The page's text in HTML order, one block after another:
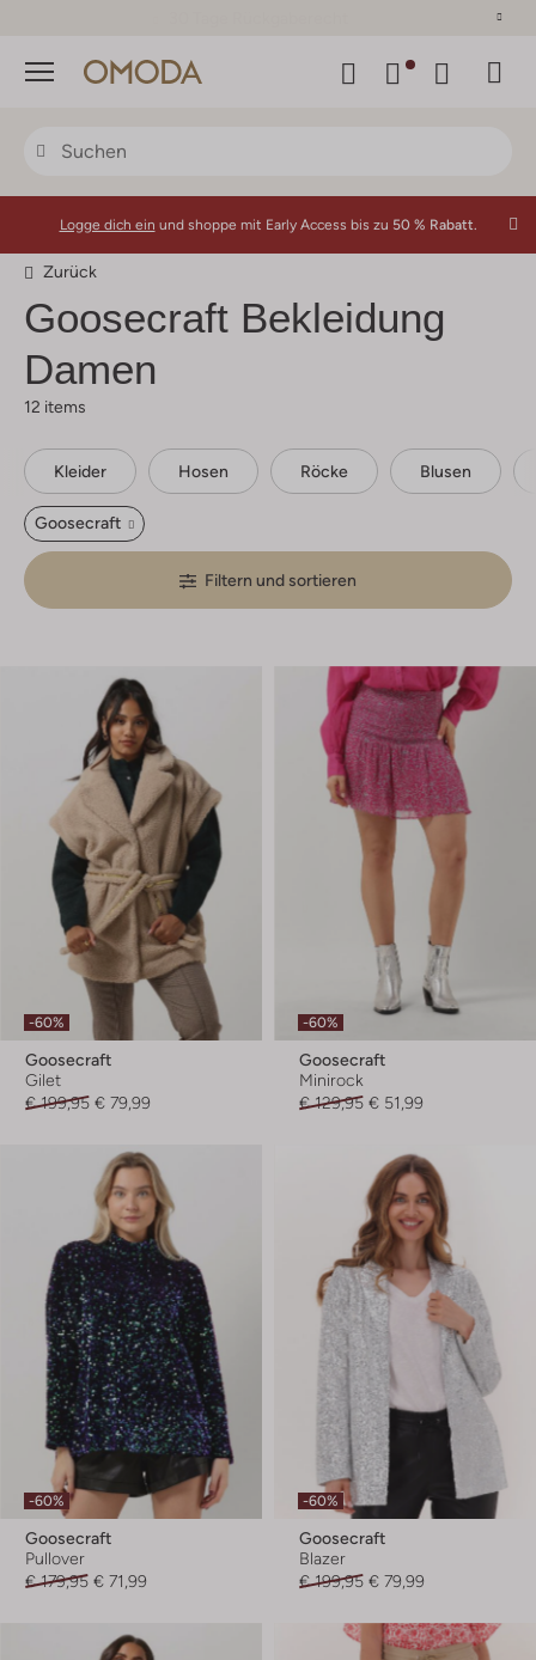
Menü
Logge dich ein und shoppe mit Early Access bis zu 50 % Rabatt.
Zurück
Goosecraft Bekleidung
Damen
12 items
Kleider Hosen Röcke Blusen
Goosecraft
Filtern und sortieren
-60%
Goosecraft
Gilet
€ 199,95 € 79,99
-60%
Goosecraft
Minirock
€ 129,95 € 51,99
-60%
Goosecraft
Pullover
€ 179,95 € 71,99
-60%
Goosecraft
Blazer
€ 199,95 € 79,99